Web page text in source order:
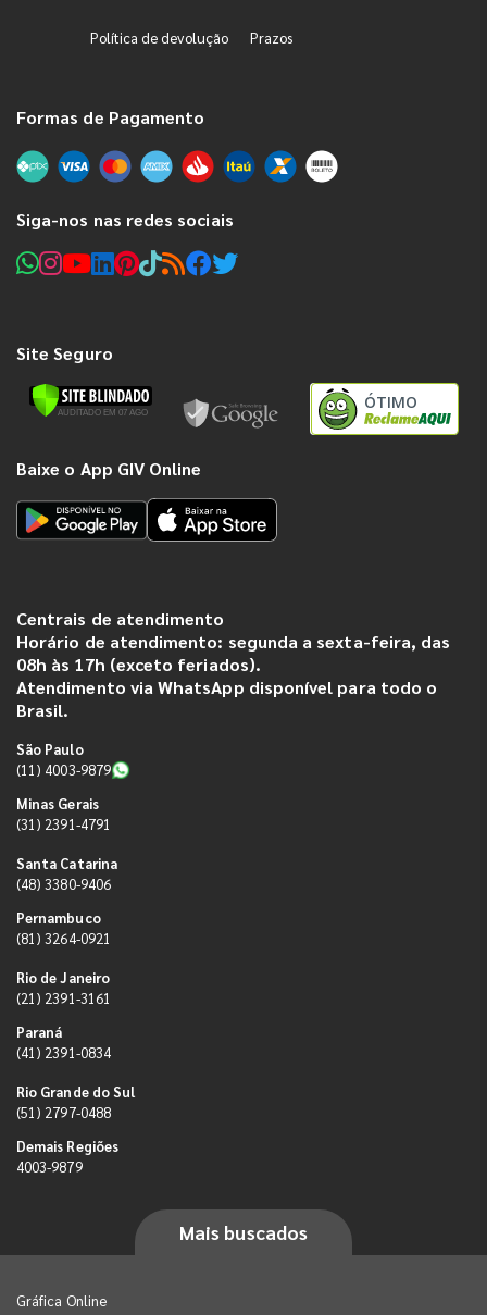
Política de devolução Prazos
Formas de Pagamento
Siga-nos nas redes sociais
Site Seguro
ÓTIMO
Baixe o App GIV Online
Centrais de atendimento
Horário de atendimento: segunda a sexta-feira, das
08h às 17h (exceto feriados).
Atendimento via WhatsApp disponível para todo o
Brasil.
São Paulo
(11) 4003-9879
Minas Gerais
(31) 2391-4791
Santa Catarina
(48) 3380-9406
Pernambuco
(81) 3264-0921
Rio de Janeiro
(21) 2391-3161
Paraná
(41) 2391-0834
Rio Grande do Sul
(51) 2797-0488
Demais Regiões
4003-9879
Mais buscados
Gráfica Online